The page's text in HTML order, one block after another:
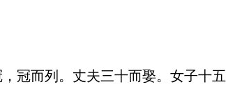
冠而列。丈夫三十而娶。女子十五